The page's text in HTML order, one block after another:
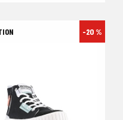
-20 %